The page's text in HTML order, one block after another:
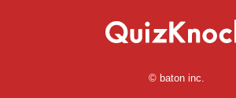
© baton inc.